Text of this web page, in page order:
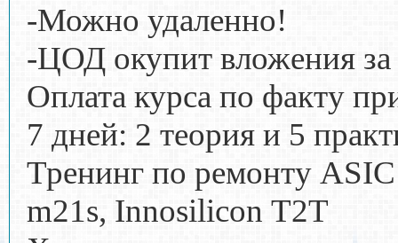
-Можно удаленно!
-ЦОД окупит вложения за
Оплата курса по факту
7 дней: 2 теория и 5
Тренинг по ремонту
m21s, Innosilicon T2T